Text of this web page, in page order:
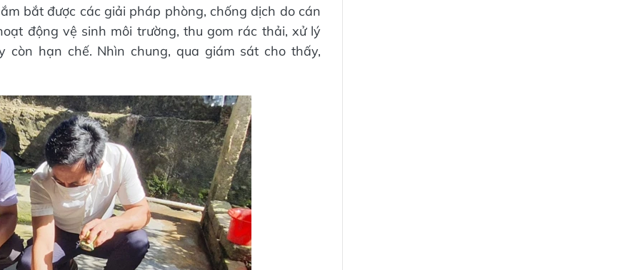
bắt được các giải pháp phòng, chống dịch do cán
động vệ sinh môi trường, thu gom rác thải, xử lý
còn hạn chế. Nhìn chung, qua giám sát cho thấy,